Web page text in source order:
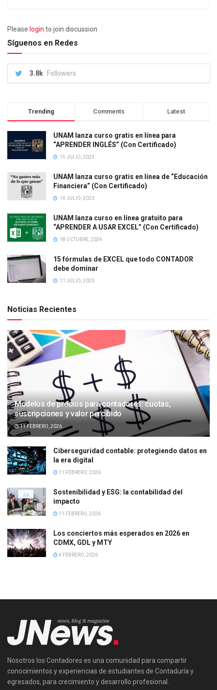
Please login to join discussion
Síguenos en Redes
3.8k Followers
Trending Comments Latest
UNAM lanza curso gratis en línea para
“APRENDER INGLÉS” (Con Certificado)
15 JULIO, 2023
UNAM lanza curso gratis en línea de “Educación
Financiera” (Con Certificado)
14 JULIO, 2023
UNAM lanza curso en línea gratuito para
“APRENDER A USAR EXCEL” (Con Certificado)
18 OCTUBRE, 2024
15 fórmulas de EXCEL que todo CONTADOR
debe dominar
11 JULIO, 2023
Noticias Recientes
Modelos de precios para contadores: cuotas,
suscripciones y valor percibido
11 FEBRERO, 2026
Ciberseguridad contable: protegiendo datos en
la era digital
11 FEBRERO, 2026
Sostenibilidad y ESG: la contabilidad del
impacto
11 FEBRERO, 2026
Los conciertos más esperados en 2026 en
CDMX, GDL y MTY
4 FEBRERO, 2026
Nosotros los Contadores es una comunidad para compartir
conocimientos y experiencias de estudiantes de Contaduría y
egresados, para crecimiento y desarrollo profesional.